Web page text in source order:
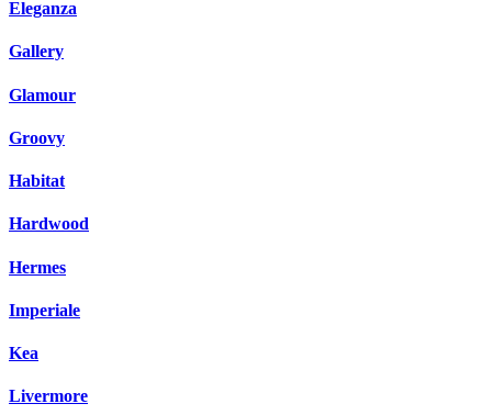
Eleganza
Gallery
Glamour
Groovy
Habitat
Hardwood
Hermes
Imperiale
Kea
Livermore